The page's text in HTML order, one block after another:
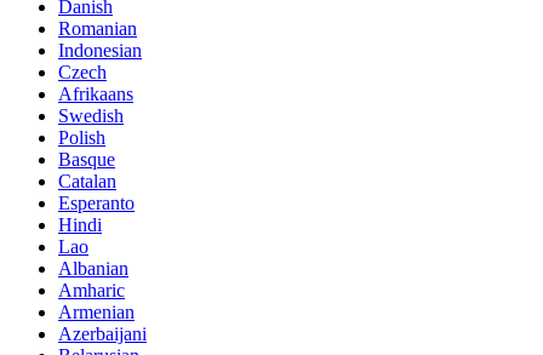
Danish
Romanian
Indonesian
Czech
Afrikaans
Swedish
Polish
Basque
Catalan
Esperanto
Hindi
Lao
Albanian
Amharic
Armenian
Azerbaijani